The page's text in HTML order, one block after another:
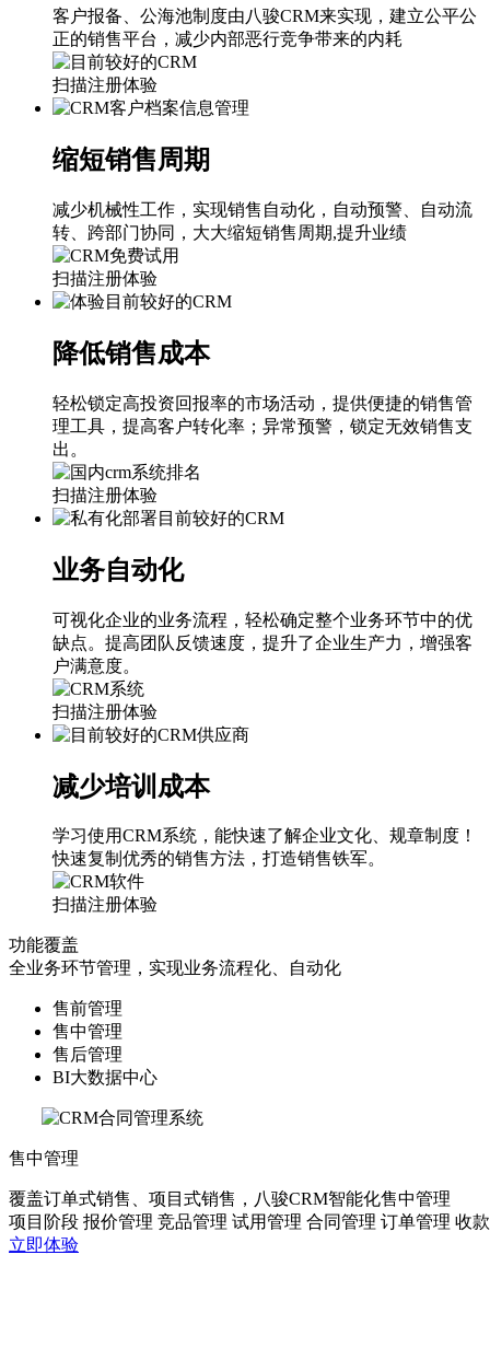
客户报备、公海池制度由八骏CRM来实现，建立公平公
正的销售平台，减少内部恶行竞争带来的内耗
扫描注册体验
缩短销售周期
减少机械性工作，实现销售自动化，自动预警、自动流
转、跨部门协同，大大缩短销售周期,提升业绩
扫描注册体验
降低销售成本
轻松锁定高投资回报率的市场活动，提供便捷的销售管
理工具，提高客户转化率；异常预警，锁定无效销售支
出。
扫描注册体验
业务自动化
可视化企业的业务流程，轻松确定整个业务环节中的优
缺点。提高团队反馈速度，提升了企业生产力，增强客
户满意度。
扫描注册体验
减少培训成本
学习使用CRM系统，能快速了解企业文化、规章制度！
快速复制优秀的销售方法，打造销售铁军。
扫描注册体验
功能覆盖
全业务环节管理，实现业务流程化、自动化
售前管理
售中管理
售后管理
BI大数据中心
售中管理
覆盖订单式销售、项目式销售，八骏CRM智能化售中管理
项目阶段 报价管理 竞品管理 试用管理 合同管理 订单管理 收
立即体验